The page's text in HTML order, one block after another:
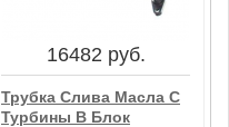
16482 руб.
Трубка Слива Масла С
Турбины В Блок